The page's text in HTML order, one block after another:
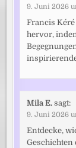
9. Juni 2026
Francis
hervor,
Mila E. sagt:
9. Juni 2026
Entdecke,
Geschichten